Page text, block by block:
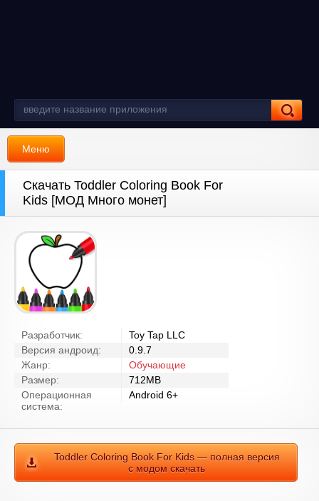
Меню
Скачать Toddler Coloring Book For
Kids [МОД Много монет]
Разработчик:
Toy Tap LLC
Версия андроид:
0.9.7
Жанр:
Обучающие
Размер:
712MB
Операционная
система:
Android 6+
Toddler Coloring Book For Kids — полная версия
с модом скачать